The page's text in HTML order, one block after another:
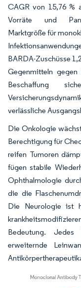
CAGR von 15,76 %
Vorräte und
Marktgröße für
BARDA-Zuschüsse
Gegenmitteln gegen
Beschaffung
verlässliche
Die Onkologie
Berechtigung für
reifen Tumoren
fügen stabile
Ophthalmologie
die die
Die Neurologie ist
Bedeutung.
erweiternde